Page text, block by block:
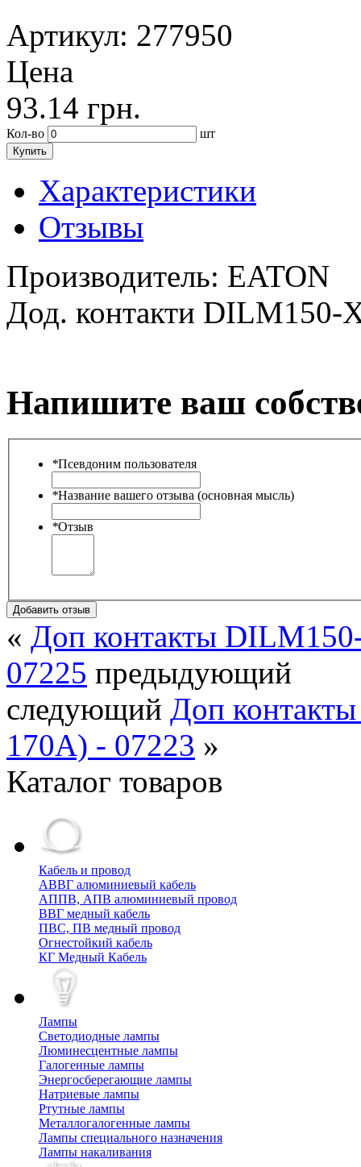
Артикул: 277950
Цена
93.14 грн.
Кол-во шт
Купить
Характеристики
Отзывы
Производитель: EATON
Дод. контакти DILM150-
Напишите ваш
*Псевдоним пользователя
*Название вашего отзыва (основная мысль)
*Отзыв
Добавить отзыв
« Доп контакты
07225 предыдующий
следующий Доп
170А) - 07223 »
Каталог товаров
Кабель и провод
АВВГ алюминиевый кабель
АППВ, АПВ алюминиевый провод
ВВГ медный кабель
ПВС, ПВ медный провод
Огнестойкий кабель
КГ Медный Кабель
Лампы
Cветодиодные лампы
Люминесцентные лампы
Галогенные лампы
Энергосберегающие лампы
Натриевые лампы
Ртутные лампы
Металлогалогенные лампы
Лампы специального назначения
Лампы накаливания